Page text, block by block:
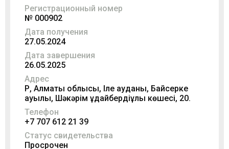
Регистрационный номер
№ 000902
Дата получения
27.05.2024
Дата завершения
26.05.2025
Адрес
ҚР, Алматы облысы, Іле ауданы, Байсерке
ауылы, Шәкәрім Құдайбердіұлы көшесі, 20.
Телефон
+7 707 612 21 39
Статус свидетельства
Просрочен